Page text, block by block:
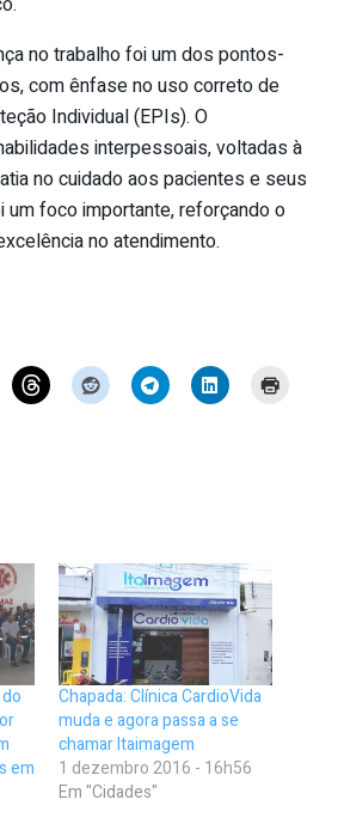
no trabalho foi um dos pontos-
com ênfase no uso correto de
Individual (EPIs). O
interpessoais, voltadas à
no cuidado aos pacientes e seus
um foco importante, reforçando o
no atendimento.
em
Chapada: Clínica CardioVida
muda e agora passa a se
chamar Itaimagem
1 dezembro 2016 - 16h56
Em "Cidades"